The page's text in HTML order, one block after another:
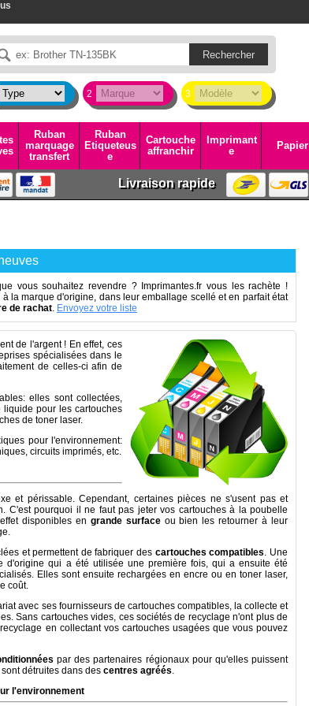
2 3
Ruban
marquage
transfert
Ruban
Etiqueteus
e
Cartouche
affranchir
Imprimant
e
Papier
Livraison rapide
vous souhaitez revendre ? Imprimantes.fr vous les rachète !
la marque d'origine, dans leur emballage scellé et en parfait état
de rachat Envoyez votre liste
de l'argent ! En effet, ces
spécialisées dans le
de celles-ci afin de
elles sont collectées,
pour les cartouches
de toner laser.
pour l'environnement:
circuits imprimés, etc.
et périssable. Cependant, certaines pièces ne s'usent pas et
C'est pourquoi il ne faut pas jeter vos cartouches à la poubelle
disponibles en grande surfaceou bien les retourner à leur
et permettent de fabriquer des cartouches compatibles . Une
d'origine qui a été utilisée une première fois, qui a ensuite été
Elles sont ensuite rechargées en encre ou en toner laser,
coût.
avec ses fournisseurs de cartouches compatibles, la collecte et
Sans cartouches vides, ces sociétés de recyclage n'ont plus de
en collectant vos cartouches usagées que vous pouvez
par des partenaires régionaux pour qu'elles puissent
détruites dans des centres agréés
l'environnement